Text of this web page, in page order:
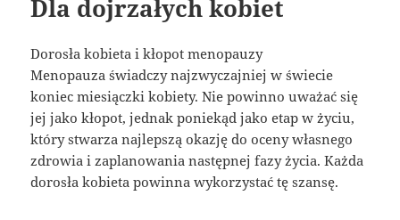
Dla dojrzałych kobiet
Dorosła kobieta i kłopot menopauzy
Menopauza świadczy najzwyczajniej w świecie
koniec miesiączki kobiety. Nie powinno uważać się
jej jako kłopot, jednak poniekąd jako etap w życiu,
który stwarza najlepszą okazję do oceny własnego
zdrowia i zaplanowania następnej fazy życia. Każda
dorosła kobieta powinna wykorzystać tę szansę.